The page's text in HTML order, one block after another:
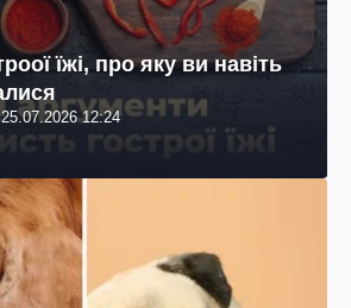
їжі, про яку ви навіть
25.07.2026 12:24